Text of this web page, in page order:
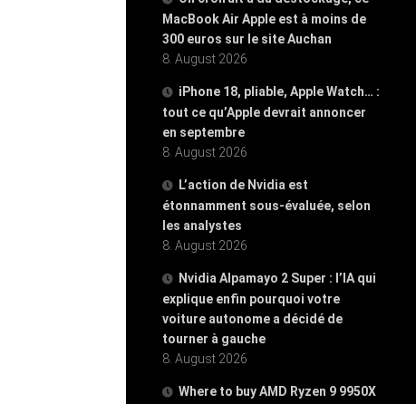
MacBook Air Apple est à moins de
300 euros sur le site Auchan
8. August 2026
iPhone 18, pliable, Apple Watch… :
tout ce qu’Apple devrait annoncer
en septembre
8. August 2026
L’action de Nvidia est
étonnamment sous-évaluée, selon
les analystes
8. August 2026
Nvidia Alpamayo 2 Super : l’IA qui
explique enfin pourquoi votre
voiture autonome a décidé de
tourner à gauche
8. August 2026
Where to buy AMD Ryzen 9 9950X